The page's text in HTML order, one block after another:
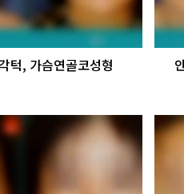
턱, 가슴연골코성형